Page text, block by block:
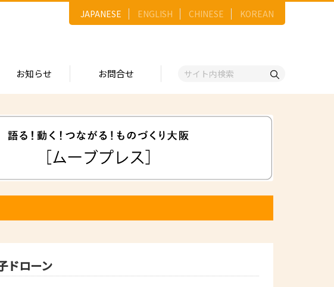
JAPANESE ENGLISH CHINESE KOREAN
とは
- MOBIOの4つの戦略
- オープンファクトリー
ものづくり中小企業検索
街パビOSAKA
リボーンチャレンジ・ショーケース
出展企業紹介
- 出展企業カテゴリー一覧
出展企業一覧（ブースNo.順）
出展企業一覧（五十音順）
- 業種から探す（出展企業）
部品・部材
化学・樹脂
生活関連等
お知らせ お問合せ
ドローン